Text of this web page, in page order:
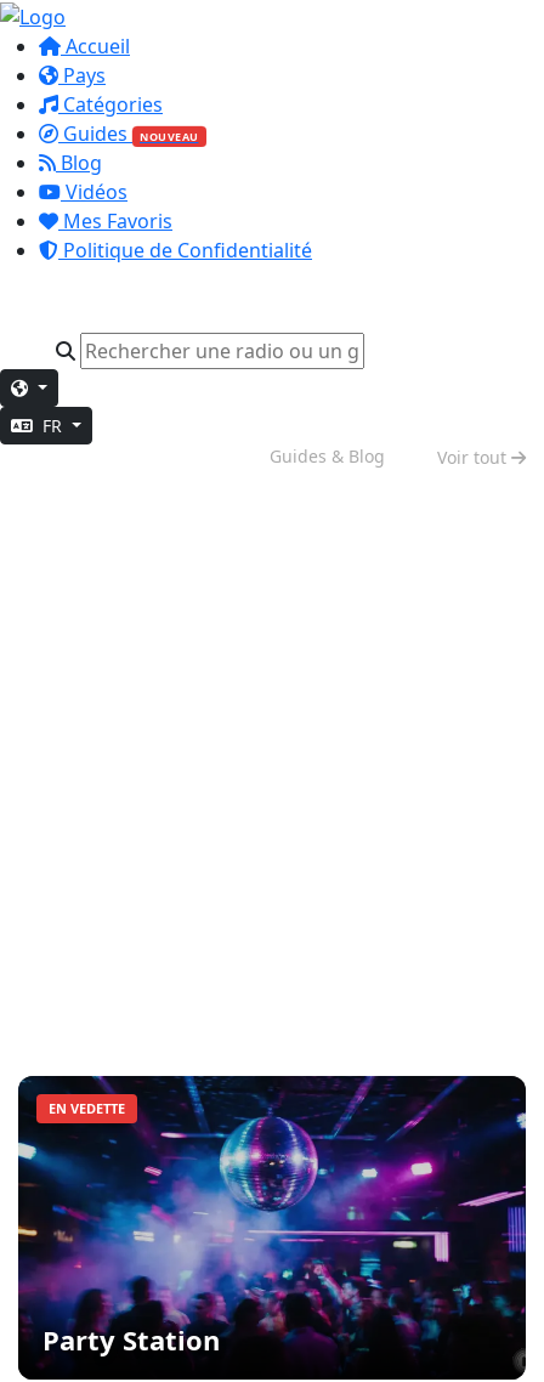
Accueil
Pays
Catégories
Guides
NOUVEAU
Blog
Vidéos
Mes Favoris
Politique de Confidentialité
FR
Guides & Blog Voir tout
EN VEDETTE
Party Station